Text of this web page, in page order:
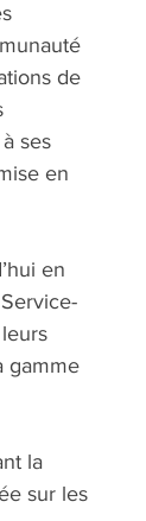
de
ses
en
en
gamme
la
sur les